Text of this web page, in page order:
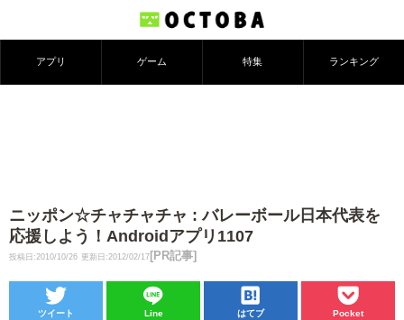
アプリ ゲーム 特集 ランキング
ニッポン☆チャチャチャ : バレーボール日本代表を
応援しよう！Androidアプリ1107
投稿日:2010/10/26 更新日:2012/02/17 [PR記事]
ツイート Line はてブ Pocket